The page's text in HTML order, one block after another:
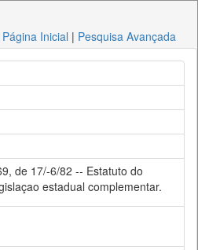
Página Inicial | Pesquisa Avançada
de 17/-6/82 -- Estatuto do
estadual complementar.